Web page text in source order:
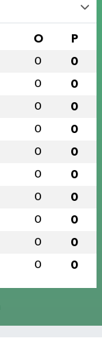
O P
0 0
0 0
0 0
0 0
0 0
0 0
0 0
0 0
0 0
0 0